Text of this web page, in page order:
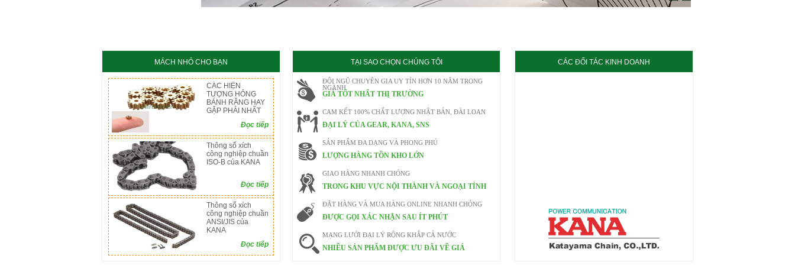
MÁCH NHỎ CHO BẠN
CÁC HIỆN
TƯỢNG HỎNG
BÁNH RĂNG HAY
GẶP PHẢI NHẤT
Đọc tiếp
Thông số xích
công nghiệp chuần
ISO-B của KANA
Đọc tiếp
Thông số xích
công nghiệp chuần
ANSI/JIS của
KANA
Đọc tiếp
TẠI SAO CHỌN CHÚNG TÔI
ĐỘI NGŨ CHUYÊN GIA UY TÍN HƠN 10 NĂM TRONG
NGÀNH
GIÁ TỐT NHẤT THỊ TRƯỜNG
CAM KẾT 100% CHẤT LƯỢNG NHẬT BẢN, ĐÀI LOAN
ĐẠI LÝ CỦA GEAR, KANA, SNS
SẢN PHẨM ĐA DẠNG VÀ PHONG PHÚ
LƯỢNG HÀNG TỒN KHO LỚN
GIAO HÀNG NHANH CHÓNG
TRONG KHU VỰC NỘI THÀNH VÀ NGOẠI TỈNH
ĐẶT HÀNG VÀ MUA HÀNG ONLINE NHANH CHÓNG
ĐƯỢC GỌI XÁC NHẬN SAU ÍT PHÚT
MẠNG LƯỚI ĐẠI LÝ RỘNG KHẮP CẢ NƯỚC
NHIỀU SẢN PHẨM ĐƯỢC ƯU ĐÃI VỀ GIÁ
CÁC ĐỐI TÁC KINH DOANH